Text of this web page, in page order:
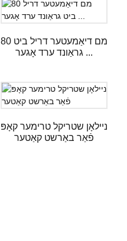
80 מם דיאַמעטער דריל ביט
גראַונד ערד אָגער ...
ניילאָן שטריקל טרימער קאָפּ
פֿאַר באַרשט קאַטער